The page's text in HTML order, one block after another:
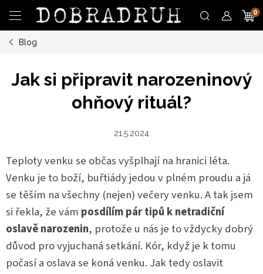
obsah
Blog
Jak si připravit narozeninový
ohňový rituál?
21.5.2024
Teploty venku se občas vyšplhají na hranici léta.
Venku je to boží, buřtiády jedou v plném proudu a já
se těším na všechny (nejen) večery venku. A tak jsem
si řekla, že vám posdílím pár tipů k netradiční
oslavě narozenin, protože u nás je to vždycky dobrý
důvod pro vyjuchaná setkání. Kór, když je k tomu
počasí a oslava se koná venku. Jak tedy oslavit